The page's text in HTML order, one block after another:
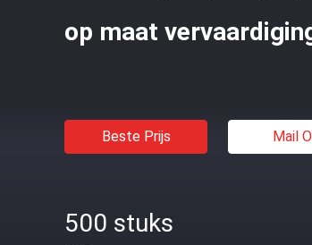
op maat
Beste Prijs Mail
500 stuks